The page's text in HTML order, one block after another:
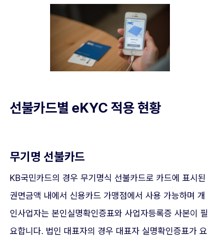
선불카드별 eKYC 적용 현황
무기명 선불카드
KB국민카드의 경우 무기명식 선불카드로 카드에 표시된
권면금액 내에서 신용카드 가맹점에서 사용 가능하며 개
인사업자는 본인실명확인증표와 사업자등록증 사본이 필
요합니다. 법인 대표자의 경우 대표자 실명확인증표가 요